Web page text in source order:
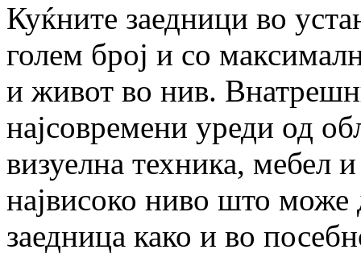
Куќните заедници во
голем број и со
и живот во нив.
најсовремени уреди од
визуелна техника, мебел
највисоко ниво што може
заедница како и во